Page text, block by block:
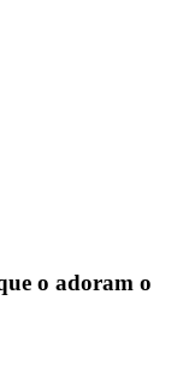
Marketplaces
o adoram o